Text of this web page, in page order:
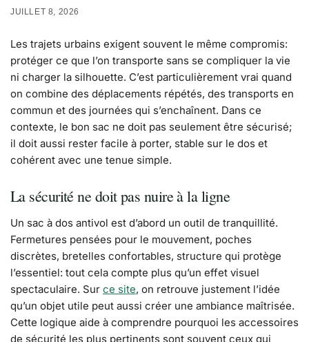
JUILLET 8, 2026
Les trajets urbains exigent souvent le même compromis:
protéger ce que l’on transporte sans se compliquer la vie
ni charger la silhouette. C’est particulièrement vrai quand
on combine des déplacements répétés, des transports en
commun et des journées qui s’enchaînent. Dans ce
contexte, le bon sac ne doit pas seulement être sécurisé;
il doit aussi rester facile à porter, stable sur le dos et
cohérent avec une tenue simple.
La sécurité ne doit pas nuire à la ligne
Un sac à dos antivol est d’abord un outil de tranquillité.
Fermetures pensées pour le mouvement, poches
discrètes, bretelles confortables, structure qui protège
l’essentiel: tout cela compte plus qu’un effet visuel
spectaculaire. Sur ce site, on retrouve justement l’idée
qu’un objet utile peut aussi créer une ambiance maîtrisée.
Cette logique aide à comprendre pourquoi les accessoires
de sécurité les plus pertinents sont souvent ceux qui